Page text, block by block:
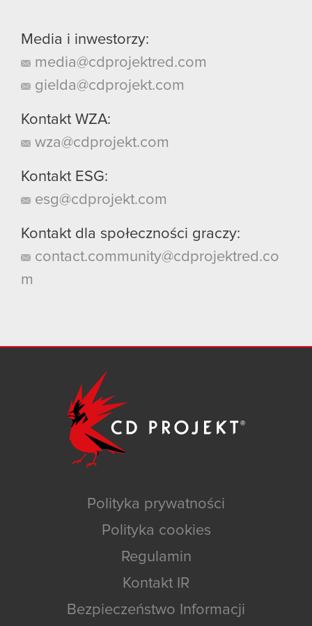
Media i inwestorzy:
media@cdprojektred.com
gielda@cdprojekt.com
Kontakt WZA:
wza@cdprojekt.com
Kontakt ESG:
esg@cdprojekt.com
Kontakt dla społeczności graczy:
contact.community@cdprojektred.co
m
Polityka prywatności
Polityka cookies
Regulamin
Kontakt IR
Bezpieczeństwo Informacji